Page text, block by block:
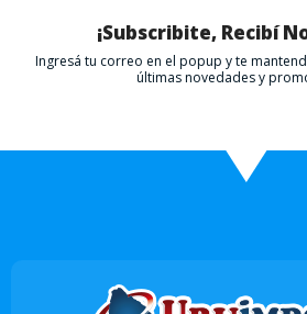
¡Subscribite, Recibí
Ingresá tu correo en el popup y te
últimas novedades y